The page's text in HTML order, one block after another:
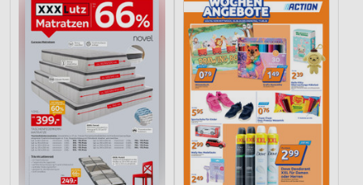
Notwendig
Performance
Funktional
Werbung